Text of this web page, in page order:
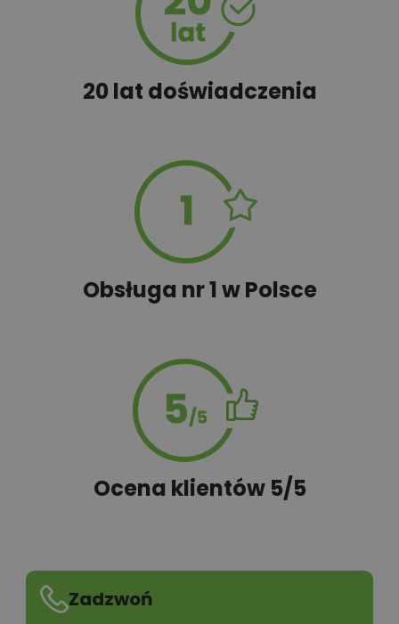
Rabat 10% na zakupy w
Castorama
Rabat 10% na zakupy w OBI
Wyceń adaptację
20 lat doświadczenia
Obsługa nr 1 w Polsce
Ocena klientów 5/5
Zadzwoń